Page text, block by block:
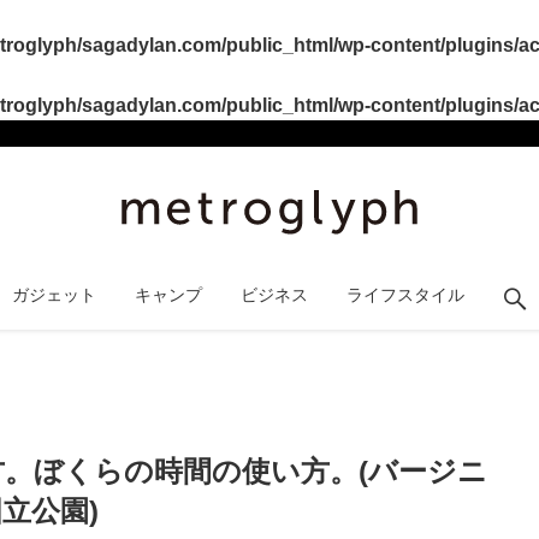
sagadylan.com/public_html/wp-content/plugins/
sagadylan.com/public_html/wp-content/plugins/
ガジェット キャンプ ビジネス ライフスタイル
ぼくらの時間の使い方。(バージニ
公園)